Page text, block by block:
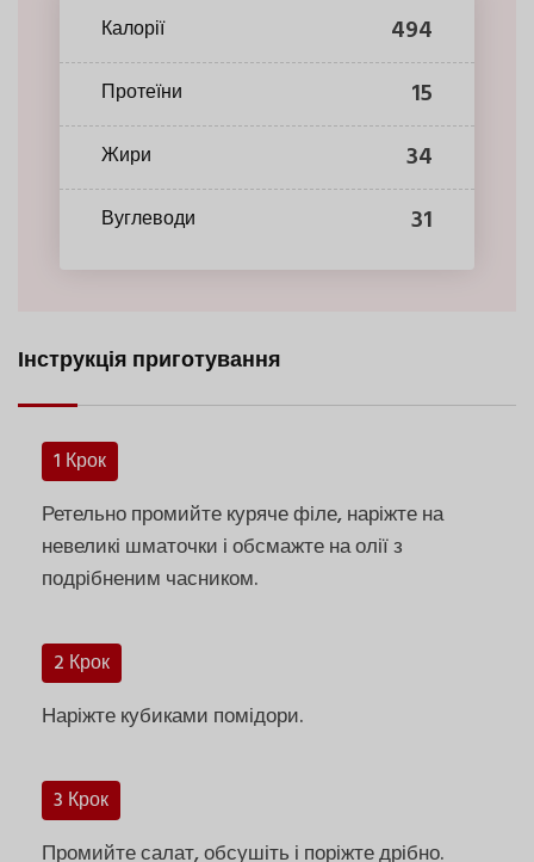
Калорії 494
Протеїни 15
Жири 34
Вуглеводи 31
Інструкція приготування
1 Крок
Ретельно промийте куряче філе, наріжте на
невеликі шматочки і обсмажте на олії з
подрібненим часником.
2 Крок
Наріжте кубиками помідори.
3 Крок
Промийте салат, обсушіть і поріжте дрібно.